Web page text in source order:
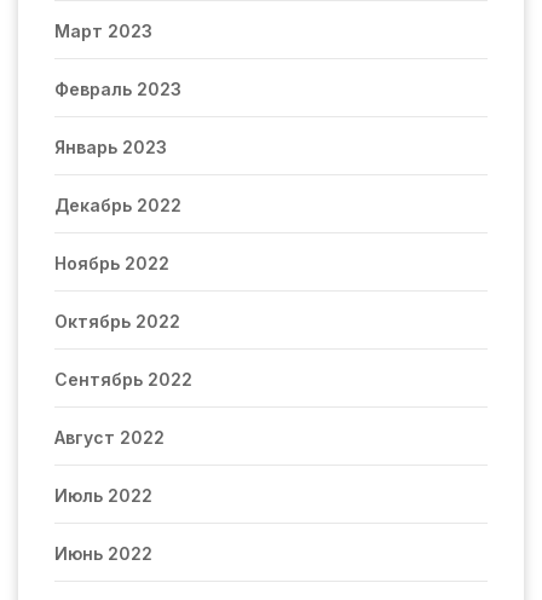
Март 2023
Февраль 2023
Январь 2023
Декабрь 2022
Ноябрь 2022
Октябрь 2022
Сентябрь 2022
Август 2022
Июль 2022
Июнь 2022